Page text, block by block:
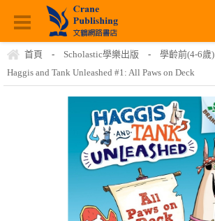
首頁 - Scholastic學樂出版 - 學齡前(4-6歲)
Haggis and Tank Unleashed #1: All Paws on Deck